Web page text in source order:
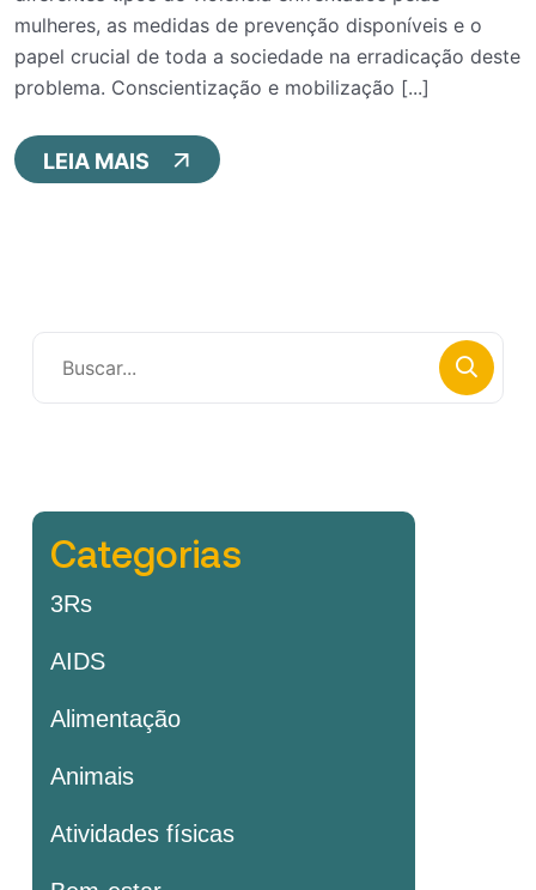
mulheres, as medidas de prevenção disponíveis e o
papel crucial de toda a sociedade na erradicação deste
problema. Conscientização e mobilização [...]
LEIA MAIS
Categorias
3Rs
AIDS
Alimentação
Animais
Atividades físicas